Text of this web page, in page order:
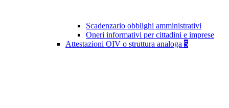
Scadenzario obblighi amministrativi
Oneri informativi per cittadini e imprese
Attestazioni OIV o struttura analoga 5